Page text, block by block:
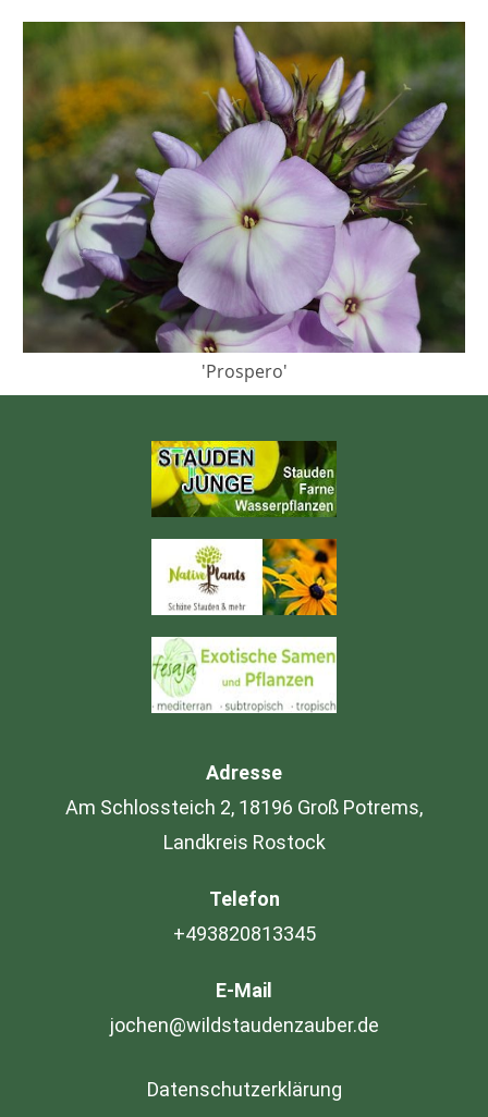
'Prospero'
Adresse
Am Schlossteich 2, 18196 Groß Potrems,
Landkreis Rostock
Telefon
+493820813345
E-Mail
jochen@wildstaudenzauber.de
Datenschutzerklärung